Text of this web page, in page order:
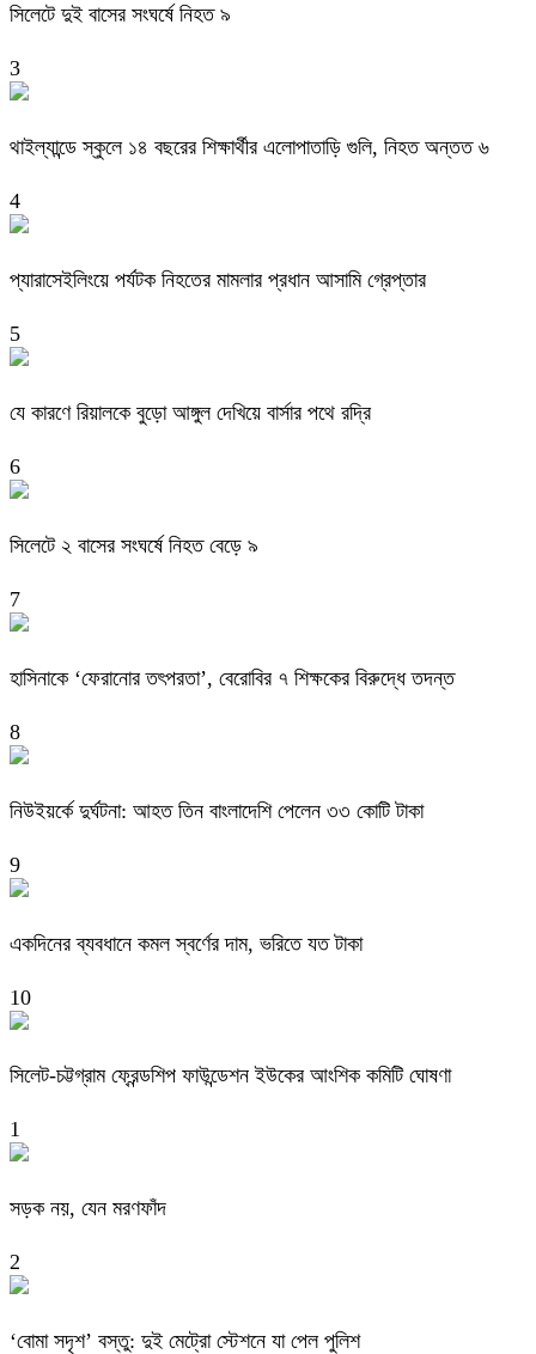
সিলেটে দুই বাসের সংঘর্ষে নিহত ৯
3
থাইল্যান্ডে স্কুলে ১৪ বছরের শিক্ষার্থীর এলোপাতাড়ি গুলি, নিহত অন্তত ৬
4
প্যারাসেইলিংয়ে পর্যটক নিহতের মামলার প্রধান আসামি গ্রেপ্তার
5
যে কারণে রিয়ালকে বুড়ো আঙ্গুল দেখিয়ে বার্সার পথে রদ্রি
6
সিলেটে ২ বাসের সংঘর্ষে নিহত বেড়ে ৯
7
হাসিনাকে ‘ফেরানোর তৎপরতা’, বেরোবির ৭ শিক্ষকের বিরুদ্ধে তদন্ত
8
নিউইয়র্কে দুর্ঘটনা: আহত তিন বাংলাদেশি পেলেন ৩৩ কোটি টাকা
9
একদিনের ব্যবধানে কমল স্বর্ণের দাম, ভরিতে যত টাকা
10
সিলেট-চট্টগ্রাম ফ্রেন্ডশিপ ফাউন্ডেশন ইউকের আংশিক কমিটি ঘোষণা
1
সড়ক নয়, যেন মরণফাঁদ
2
‘বোমা সদৃশ’ বস্তু: দুই মেট্রো স্টেশনে যা পেল পুলিশ